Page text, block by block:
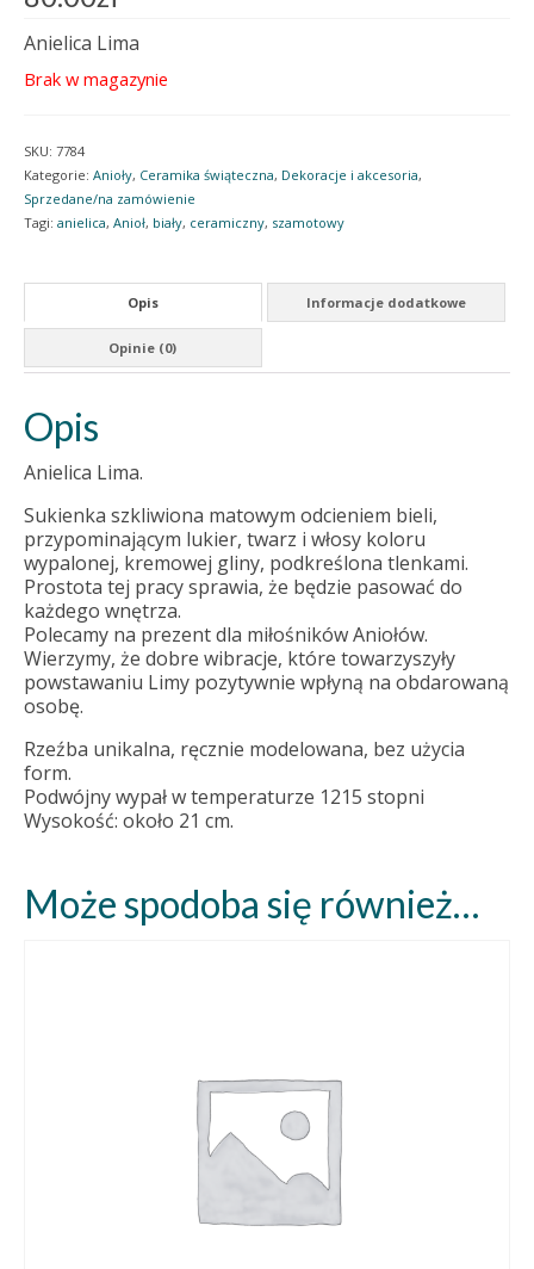
Anielica Lima
Brak w magazynie
SKU: 7784
Kategorie: Anioły, Ceramika świąteczna, Dekoracje i akcesoria,
Sprzedane/na zamówienie
Tagi: anielica, Anioł, biały, ceramiczny, szamotowy
Opis Informacje dodatkowe
Opinie (0)
Opis
Anielica Lima.
Sukienka szkliwiona matowym odcieniem bieli,
przypominającym lukier, twarz i włosy koloru
wypalonej, kremowej gliny, podkreślona tlenkami.
Prostota tej pracy sprawia, że będzie pasować do
każdego wnętrza.
Polecamy na prezent dla miłośników Aniołów.
Wierzymy, że dobre wibracje, które towarzyszyły
powstawaniu Limy pozytywnie wpłyną na obdarowaną
osobę.
Rzeźba unikalna, ręcznie modelowana, bez użycia
form.
Podwójny wypał w temperaturze 1215 stopni
Wysokość: około 21 cm.
Może spodoba się również…